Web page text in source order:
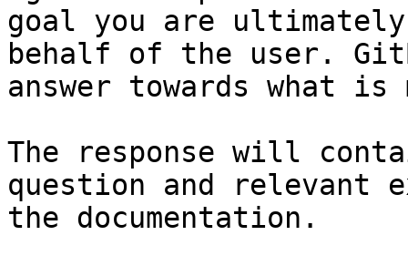
goal you are
behalf of the user.
answer towards what
The response will
question and relevant
the documentation.